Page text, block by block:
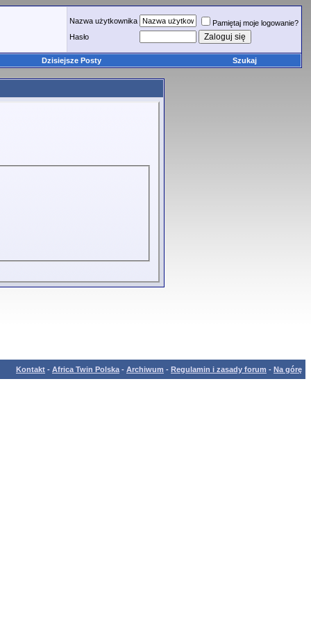
Nazwa użytkownika
Pamiętaj moje logowanie?
Hasło
Dzisiejsze Posty Szukaj
Kontakt - Africa Twin Polska - Archiwum - Regulamin i zasady forum - Na górę